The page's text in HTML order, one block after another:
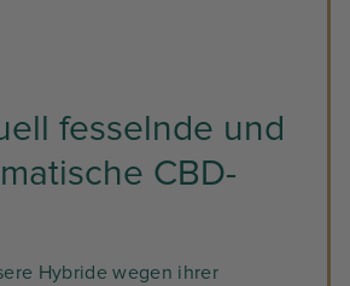
fesselnde und
CBD-
Hybride wegen ihrer